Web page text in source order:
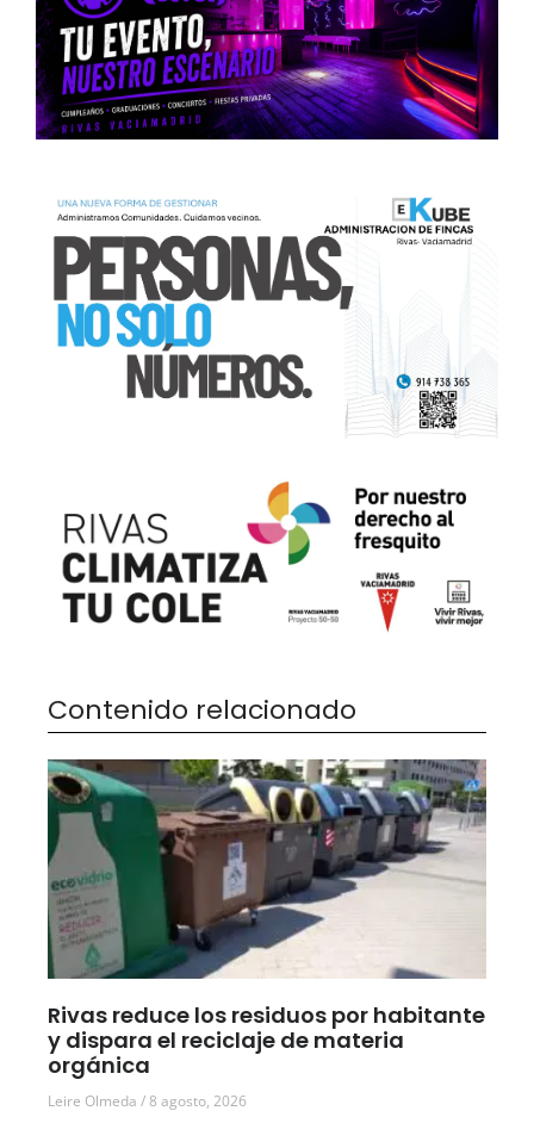
Contenido relacionado
Rivas reduce los residuos por habitante
y dispara el reciclaje de materia
orgánica
Leire Olmeda 8 agosto, 2026